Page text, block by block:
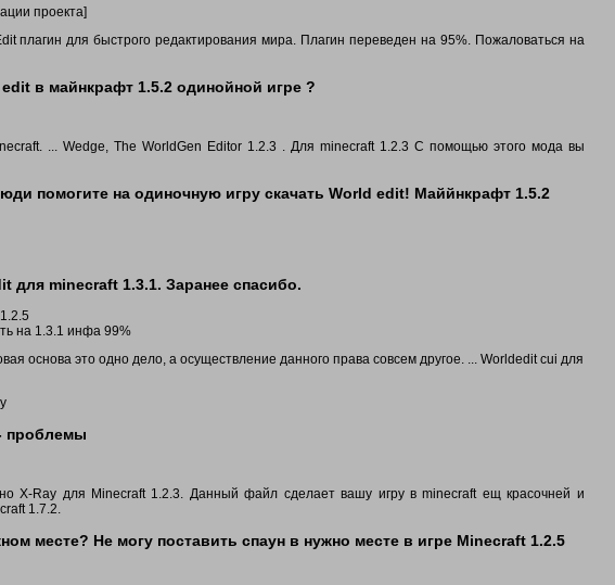
проекта]
плагин для быстрого редактирования мира. Плагин переведен на 95%. Пожаловаться на
в майнкрафт 1.5.2 одинойной игре ?
... Wedge, The WorldGen Editor 1.2.3 . Для minecraft 1.2.3 С помощью этого мода вы
помогите на одиночную игру скачать World edit! Маййнкрафт 1.5.2
для minecraft 1.3.1. Заранее спасибо.
на 1.3.1 инфа 99%
основа это одно дело, а осуществление данного права совсем другое. ... Worldedit cui для
проблемы
X-Ray для Minecraft 1.2.3. Данный файл сделает вашу игру в minecraft ещ красочней и
1.7.2.
месте? Не могу поставить спаун в нужно месте в игре Minecraft 1.2.5